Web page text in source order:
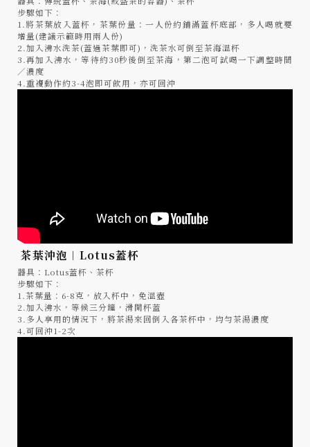
步驟如下：
1.將茶葉放入蓋杯，茶葉份量：一人份約鋪滿蓋杯底部，多人喝就要
增量(建議示範時用兩人份)
2.加入沸水洗茶(蓋過茶葉即可)，洗茶水可倒至茶海溫杯
3.再加入沸水，等待約30秒後倒至茶海，第二泡可試喝一下調整時間
／濃度
4.重複動作約3-4泡即可飲用，亦可回沖
茶葉沖泡︱Lotus蓋杯
器具：Lotus蓋杯、茶杯
步驟如下：
1.茶葉量：6-8克，放入杯中，免溫壺
2.加入沸水，等候三分鐘，滑開杯蓋
3.多人享用的情況下，將茶湯來回倒入各茶杯中，均勻茶湯濃度
4.可回沖1-2次